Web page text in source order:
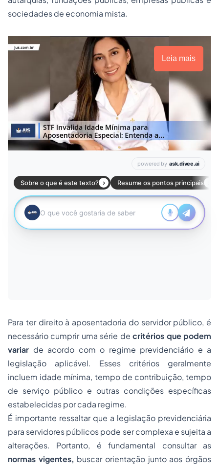
sociedades de economia mista.
Leia mais
Para ter direito à aposentadoria do servidor público, é
necessário cumprir uma série decritérios que podem
variar de acordo com o regime previdenciário e a
legislação aplicável. Esses critérios geralmente
incluem idade mínima, tempo de contribuição, tempo
de serviço público e outras condições específicas
estabelecidas por cada regime.
É importante ressaltar que a legislação previdenciária
para servidores públicos pode ser complexa e sujeita a
alterações. Portanto, é fundamental consultar as
normas vigentes, buscar orientação junto aos órgãos